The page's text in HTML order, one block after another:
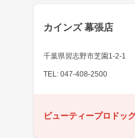
カインズ 幕張店
千葉県習志野市芝園1-2-1
TEL: 047-408-2500
ビューティープロドッ